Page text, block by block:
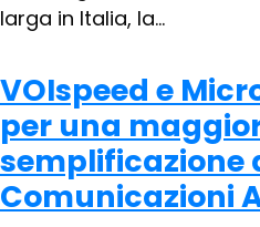
larga in Italia, la...
VOIspeed e
per una
semplificazione
Comunicazioni